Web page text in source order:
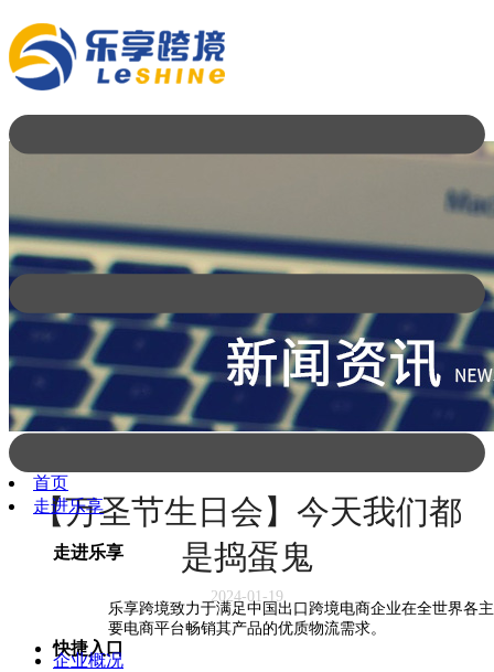
首页
走进乐享
走进乐享
乐享跨境致力于满足中国出口跨境电商企业在全世界各主
要电商平台畅销其产品的优质物流需求。
企业概况
【万圣节生日会】今天我们都
是捣蛋鬼
2024-01-19
快捷入口